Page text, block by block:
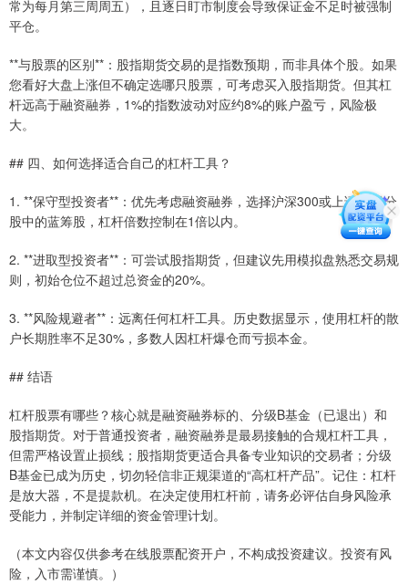
常为每月第三周周五），且逐日盯市制度会导致保证金不足时被强制
平仓。
**与股票的区别**：股指期货交易的是指数预期，而非具体个股。如果
您看好大盘上涨但不确定选哪只股票，可考虑买入股指期货。但其杠
杆远高于融资融券，1%的指数波动对应约8%的账户盈亏，风险极
大。
## 四、如何选择适合自己的杠杆工具？
1. **保守型投资者**：优先考虑融资融券，选择沪深300或上证50成分
股中的蓝筹股，杠杆倍数控制在1倍以内。
2. **进取型投资者**：可尝试股指期货，但建议先用模拟盘熟悉交易规
则，初始仓位不超过总资金的20%。
3. **风险规避者**：远离任何杠杆工具。历史数据显示，使用杠杆的散
户长期胜率不足30%，多数人因杠杆爆仓而亏损本金。
## 结语
杠杆股票有哪些？核心就是融资融券标的、分级B基金（已退出）和
股指期货。对于普通投资者，融资融券是最易接触的合规杠杆工具，
但需严格设置止损线；股指期货更适合具备专业知识的交易者；分级
B基金已成为历史，切勿轻信非正规渠道的“高杠杆产品”。记住：杠杆
是放大器，不是提款机。在决定使用杠杆前，请务必评估自身风险承
受能力，并制定详细的资金管理计划。
（本文内容仅供参考在线股票配资开户，不构成投资建议。投资有风
险，入市需谨慎。）